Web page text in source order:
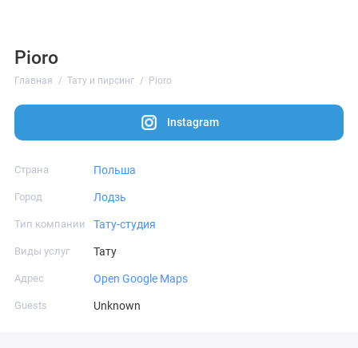
Pioro
Главная Тату и пирсинг Pioro
Instagram
Страна Польша
Город Лодзь
Тип компании Тату-студия
Виды услуг Тату
Адрес Open Google Maps
Guests Unknown